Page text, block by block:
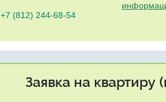
+7 (812) 244-68-54
Заявка на квартиру